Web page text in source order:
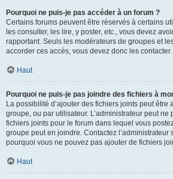
Pourquoi ne puis-je pas accéder à un forum ?
Certains forums peuvent être réservés à certains
les consulter, les lire, y poster, etc., vous devez
rapportant. Seuls les modérateurs de groupes et
accorder ces accès, vous devez donc les contacter.
Haut
Pourquoi ne puis-je pas joindre des fichiers à
La possibilité d’ajouter des fichiers joints peut être
groupe, ou par utilisateur. L’administrateur peut ne
fichiers joints pour le forum dans lequel vous
groupe peut en joindre. Contactez l’administrateur
pourquoi vous ne pouvez pas ajouter de fichiers
Haut